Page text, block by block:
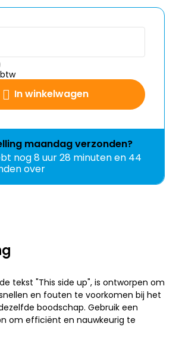
tekst "This side up", is ontworpen om
en fouten te voorkomen bij het
boodschap. Gebruik een
om efficiënt en nauwkeurig te
In winkelwagen
maandagverzonden?
nog8 uur 28 minuten en 44
over